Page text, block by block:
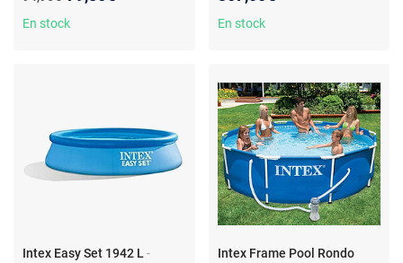
10 minutes
En stock En stock
Intex Easy Set 1942 L -
Intex Frame Pool Rondo